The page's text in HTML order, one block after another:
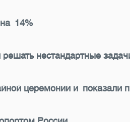
14%
нестандартные
церемонии и показали